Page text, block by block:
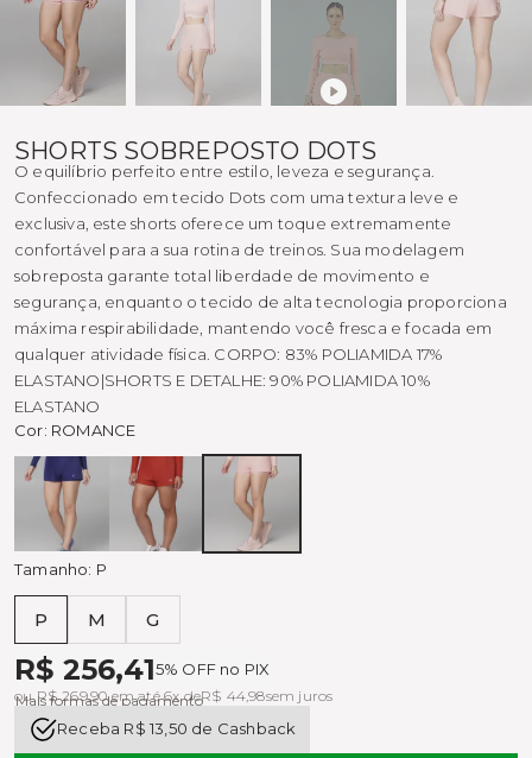
SHORTS SOBREPOSTO DOTS
O equilíbrio perfeito entre estilo, leveza e segurança.
Confeccionado em tecido Dots com uma textura leve e
exclusiva, este shorts oferece um toque extremamente
confortável para a sua rotina de treinos. Sua modelagem
sobreposta garante total liberdade de movimento e
segurança, enquanto o tecido de alta tecnologia proporciona
máxima respirabilidade, mantendo você fresca e focada em
qualquer atividade física. CORPO: 83% POLIAMIDA 17%
ELASTANO|SHORTS E DETALHE: 90% POLIAMIDA 10%
ELASTANO
Cor: ROMANCE
MADRUGADAMEDELÍN ROMANCE
Tamanho: P
P M G
Tabela de medidas
ou R$ 269,90 em até 6x deR$ 44,98sem juros
R$ 256,415% OFF no PIX
Mais formas de pagamento
Receba R$ 13,50 de Cashback